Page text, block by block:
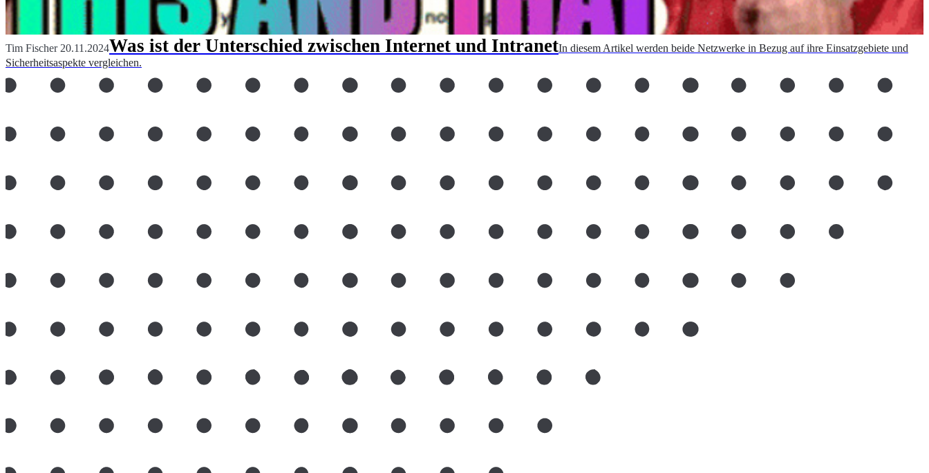
Tim Fischer 20.11.2024Was ist der Unterschied zwischen Internet und IntranetIn diesem Artikel werden beide Netzwerke in Bezug auf ihre Einsatzgebiete und
Sicherheitsaspekte vergleichen.